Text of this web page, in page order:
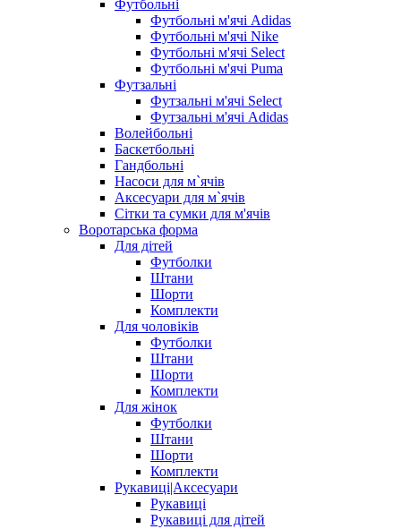
Футбольні
Футбольні м'ячі Adidas
Футбольні м'ячі Nike
Футбольні м'ячі Select
Футбольні м'ячі Puma
Футзальні
Футзальні м'ячі Select
Футзальні м'ячі Adidas
Волейбольні
Баскетбольні
Гандбольні
Насоси для м`ячів
Аксесуари для м`ячів
Сітки та сумки для м'ячів
Воротарська форма
Для дітей
Футболки
Штани
Шорти
Комплекти
Для чоловіків
Футболки
Штани
Шорти
Комплекти
Для жінок
Футболки
Штани
Шорти
Комплекти
Рукавиці|Аксесуари
Рукавиці
Рукавиці для дітей